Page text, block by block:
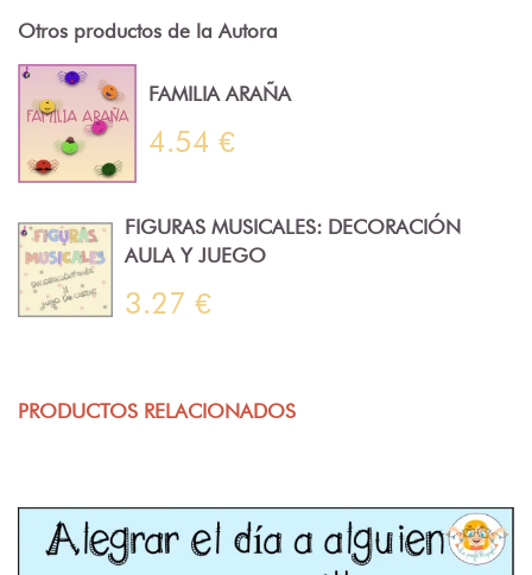
Otros productos de la Autora
FAMILIA ARAÑA
4.54 €
FIGURAS MUSICALES: DECORACIÓN
AULA Y JUEGO
3.27 €
PRODUCTOS RELACIONADOS